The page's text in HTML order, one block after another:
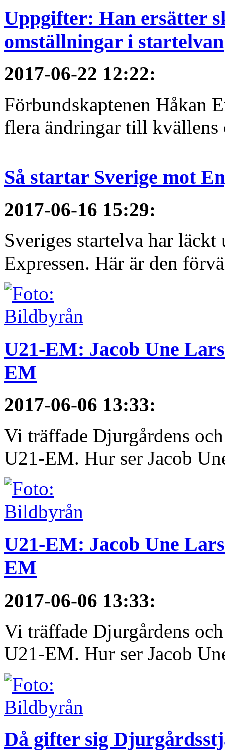
Uppgifter: Han ersätter
omställningar i startelvan
2017-06-22 12:22:
Förbundskaptenen Håkan
flera ändringar till kvällens
Så startar Sverige mot
2017-06-16 15:29:
Sveriges startelva har
Expressen. Här är den
U21-EM: Jacob Une
EM
2017-06-06 13:33:
Vi träffade Djurgårdens
U21-EM. Hur ser Jacob
U21-EM: Jacob Une
EM
2017-06-06 13:33:
Vi träffade Djurgårdens
U21-EM. Hur ser Jacob
Då gifter sig